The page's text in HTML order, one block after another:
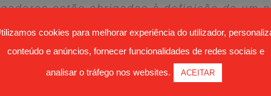
estão obrigadas à definição de um
aplicados no âmbito do processo de
desenvolvimento de competências?
de formação tem obrigatoriamente de ser
desenvolvida na Organização?
obrigação de prestar formação
por turnos?
a frequentar formação proporcionada
procedimentos adequados a serem tomados?
fornecedora que não seja
no âmbito da determinação legal pelo
ser assegurados aquando do
Vantagens do Serviço
cookies para melhorar experiência do utilizador,
conteúdo e anúncios, fornecer funcionalidades de redes sociais e
analisar o tráfego nos websites. ACEITAR